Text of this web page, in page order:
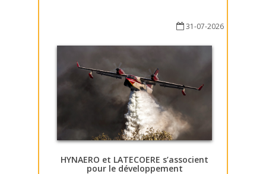
31-07-2026
HYNAERO et LATECOERE s’associent
pour le développement